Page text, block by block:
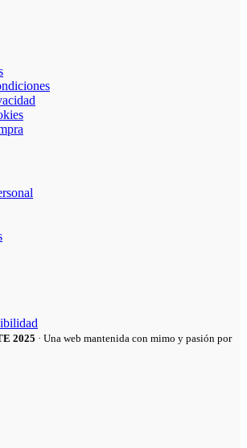
2025 · Una web mantenida con mimo y pasión por